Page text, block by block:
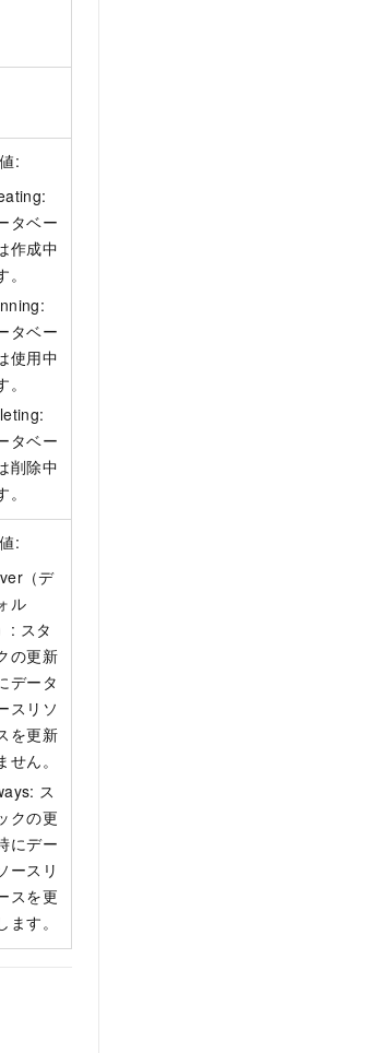
:
タベー
作成中
。
タベー
使用中
。
タベー
削除中
。
:
（デ
ル
: スタ
の更新
データ
スリソ
を更新
せん。
ス
クの更
にデー
ースリ
スを更
ます。